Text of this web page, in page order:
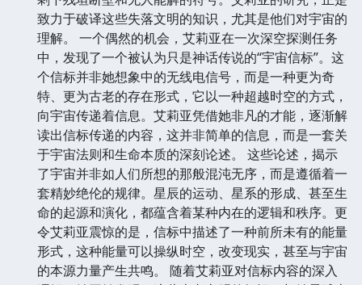
致力于破译这些失落文明的知识，尤其是他们对宇宙的
理解。 一个偶然的机会，艾莉亚在一次深空探测任务
中，发现了一个被认为只是神话传说的“宇宙信标”。这
个信标并非她想象中的无线电信号，而是一种更为奇
特、更为古老的存在形式，它以一种超越时空的方式，
向宇宙传递着信息。艾莉亚凭借她非凡的才能，逐渐解
读出信标传递的内容，这并非简单的信息，而是一套关
于宇宙法则和生命本质的深刻论述。 这些论述，揭示
了宇宙并非如人们所想的那般混沌无序，而是遵循着一
套精妙绝伦的规律。星辰的运动、星系的形成、甚至生
命的起源和演化，都蕴含着某种内在的逻辑和秩序。更
令艾莉亚震惊的是，信标中描述了一种前所未有的能量
形式，这种能量可以操纵时空，改变现实，甚至与宇宙
的本源力量产生共鸣。 随着艾莉亚对信标内容的深入